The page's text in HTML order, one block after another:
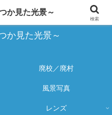
とカメラ物欲のブログ
か見た光景～
廃校／廃村
風景写真
レンズ
か見た光景～
検索